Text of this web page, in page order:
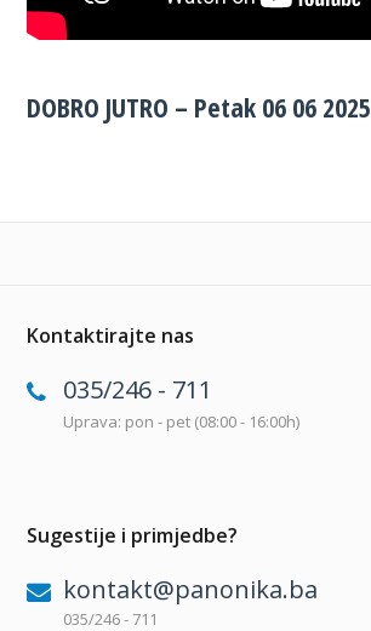
DOBRO JUTRO – Petak 06 06 2025
Kontaktirajte nas
035/246 - 711
Uprava: pon - pet (08:00 - 16:00h)
Sugestije i primjedbe?
kontakt@panonika.ba
035/246 - 711